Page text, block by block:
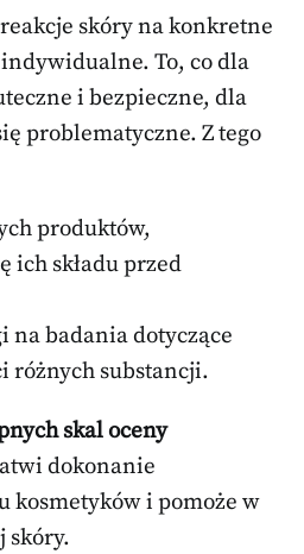
skóry na konkretne
To, co dla
i bezpieczne, dla
problematyczne. Z tego
produktów,
ich składu przed
na badania dotyczące
różnych substancji.
skal oceny
dokonanie
kosmetyków i pomoże w
skóry.